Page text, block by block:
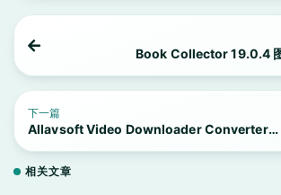
Book Collector 19.0.4
下一篇
Allavsoft Video Downloader Converter
相关文章